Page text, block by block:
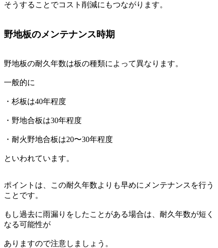
そうすることでコスト削減にもつながります。
野地板のメンテナンス時期
野地板の耐久年数は板の種類によって異なります。
一般的に
・杉板は40年程度
・野地合板は30年程度
・耐火野地合板は20〜30年程度
といわれています。
ポイントは、この耐久年数よりも早めにメンテナンスを行う
ことです。
もし過去に雨漏りをしたことがある場合は、耐久年数が短く
なる可能性が
ありますので注意しましょう。